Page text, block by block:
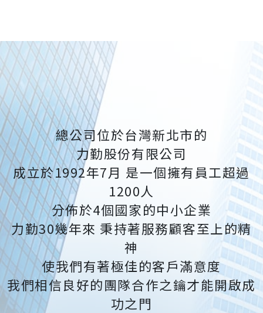
總公司位於台灣新北市的
力勤股份有限公司
成立於1992年7月 是一個擁有員工超過
1200人
分佈於4個國家的中小企業
力勤30幾年來 秉持著服務顧客至上的精
神
使我們有著極佳的客戶滿意度
我們相信良好的團隊合作之鑰才能開啟成
功之門